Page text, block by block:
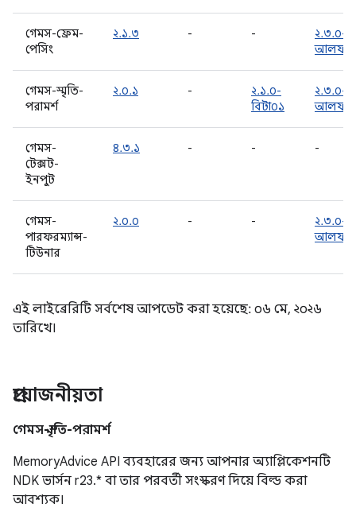
গেমস-ফ্রেম-
পেসিং
২.১.৩ - -
২.৩.০-
গেমস-স্মৃতি-
পরামর্শ
২.০.১ -
২.১.০-
বিটা০১
২.৩.০-
গেমস-
টেক্সট-
ইনপুট
৪.৩.১ - - -
গেমস-
পারফরম্যান্স-
টিউনার
২.০.০ - -
২.৩.০-
এই লাইব্রেরিটি সর্বশেষ আপডেট করা হয়েছে: ০৬ মে, ২০২৬
তারিখে।
প্রয়োজনীয়তা
গেমস-স্মৃতি-পরামর্শ
MemoryAdvice API ব্যবহারের জন্য আপনার অ্যাপ্লিকেশনটি
NDK ভার্সন r23.* বা তার পরবর্তী সংস্করণ দিয়ে বিল্ড করা
আবশ্যক।